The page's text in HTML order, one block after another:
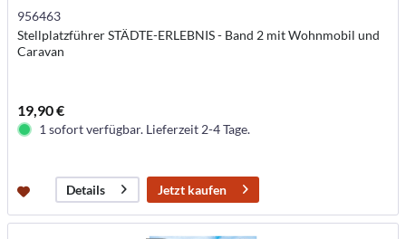
956463
Stellplatzführer STÄDTE-ERLEBNIS - Band 2 mit Wohnmobil und
Caravan
19,90 €
1 sofort verfügbar. Lieferzeit 2-4 Tage.
Details Jetzt kaufen